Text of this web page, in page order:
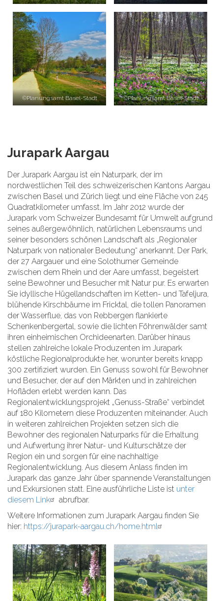
©Planungsamt Basel-Stadt ©Planungsamt Basel-Stadt
Jurapark Aargau
Der Jurapark Aargau ist ein Naturpark, der im
nordwestlichen Teil des schweizerischen Kantons Aargau
zwischen Basel und Zürich liegt und eine Fläche von 245
Quadratkilometer umfasst. Im Jahr 2012 wurde der
Jurapark vom Schweizer Bundesamt für Umwelt aufgrund
seines außergewöhnlich, natürlichen Lebensraums und
seiner besonders schönen Landschaft als „Regionaler
Naturpark von nationaler Bedeutung“ anerkannt. Der Park,
der 27 Aargauer und eine Solothurner Gemeinde
zwischen dem Rhein und der Aare umfasst, begeistert
seine Bewohner und Besucher mit Natur pur. Es erwarten
Sie idyllische Hügellandschaften im Ketten- und Tafeljura,
blühende Kirschbäume im Fricktal, die tollen Panoramen
der Wasserflue, das von Rebbergen flankierte
Schenkenbergertal, sowie die lichten Föhrenwälder samt
ihren einheimischen Orchideenarten. Darüber hinaus
stellen zahlreiche lokale Produzenten im Jurapark
köstliche Regionalprodukte her, worunter bereits knapp
300 zertifiziert wurden. Ein Genuss sowohl für Bewohner
und Besucher, der auf den Märkten und in zahlreichen
Hofläden erlebt werden kann. Das
Regionalentwicklungsprojekt „Genuss-Straße“ verbindet
auf 180 Kilometern diese Produzenten miteinander. Auch
in weiteren zahlreichen Projekten setzen sich die
Bewohner des regionalen Naturparks für die Erhaltung
und Aufwertung ihrer Natur- und Kulturschätze der
Region ein und sorgen für eine nachhaltige
Regionalentwicklung. Aus diesem Anlass finden im
Jurapark das ganze Jahr über spannende Veranstaltungen
und Exkursionen statt. Eine ausführliche Liste ist unter
diesem Link
abrufbar.
Weitere Informationen zum Jurapark Aargau finden Sie
hier: https://jurapark-aargau.ch/home.html